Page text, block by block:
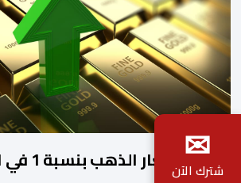
ارتفاع أسعار الذهب بنسبة 1 في المائة
✉
شترك الآن